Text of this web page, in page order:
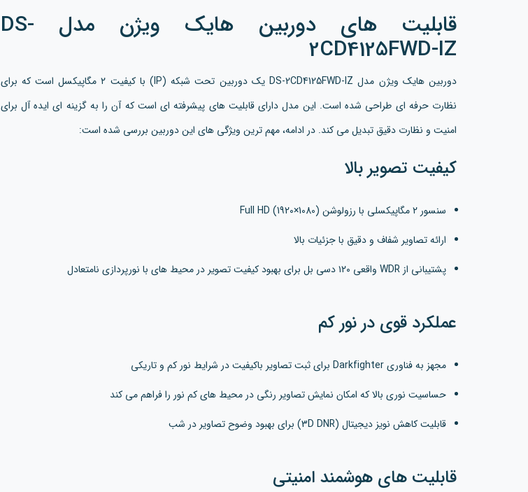
قابلیت های دوربین هایک ویژن مدل DS-
2CD4125FWD-IZ
دوربین هایک ویژن مدل DS-2CD4125FWD-IZ یک دوربین تحت شبکه (IP) با کیفیت ۲ مگاپیکسل است که برای
نظارت حرفه ای طراحی شده است. این مدل دارای قابلیت های پیشرفته ای است که آن را به گزینه ای ایده آل برای
امنیت و نظارت دقیق تبدیل می کند. در ادامه، مهم ترین ویژگی های این دوربین بررسی شده است:
کیفیت تصویر بالا
سنسور ۲ مگاپیکسلی با رزولوشن Full HD (1920×1080)
ارائه تصاویر شفاف و دقیق با جزئیات بالا
پشتیبانی از WDR واقعی ۱۲۰ دسی بل برای بهبود کیفیت تصویر در محیط های با نورپردازی نامتعادل
عملکرد قوی در نور کم
مجهز به فناوری Darkfighter برای ثبت تصاویر باکیفیت در شرایط نور کم و تاریکی
حساسیت نوری بالا که امکان نمایش تصاویر رنگی در محیط های کم نور را فراهم می کند
قابلیت کاهش نویز دیجیتال (3D DNR) برای بهبود وضوح تصاویر در شب
قابلیت های هوشمند امنیتی